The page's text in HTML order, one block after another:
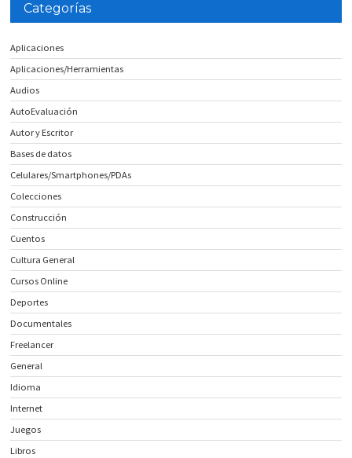
Categorías
Aplicaciones
Aplicaciones/Herramientas
Audios
AutoEvaluación
Autor y Escritor
Bases de datos
Celulares/Smartphones/PDAs
Colecciones
Construcción
Cuentos
Cultura General
Cursos Online
Deportes
Documentales
Freelancer
General
Idioma
Internet
Juegos
Libros